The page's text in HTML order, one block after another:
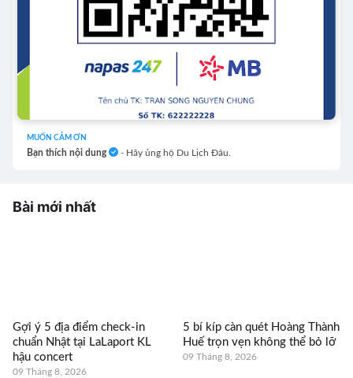
MUỐN CẢM ƠN
Bạn thích nội dung - Hãy ủng hộ Du Lịch Đâu.
Bài mới nhất
Gợi ý 5 địa điểm check-in
chuẩn Nhật tại LaLaport KL
hậu concert
09 Tháng 8, 2026
5 bí kíp càn quét Hoàng Thành
Huế trọn vẹn không thể bỏ lỡ
09 Tháng 8, 2026